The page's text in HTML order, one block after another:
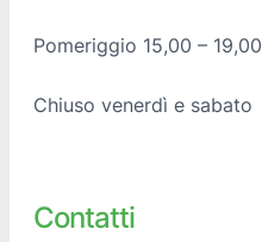
Pomeriggio 15,00 – 19,00
Chiuso venerdì e sabato
Contatti